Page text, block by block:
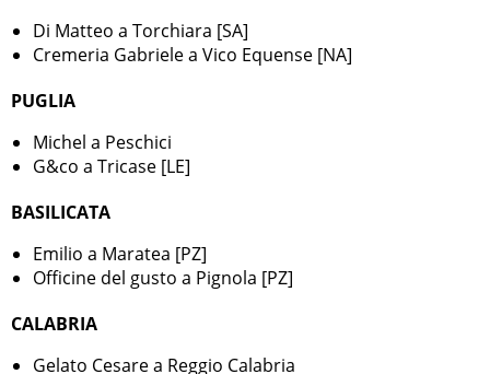
Di Matteo a Torchiara [SA]
Cremeria Gabriele a Vico Equense [NA]
PUGLIA
Michel a Peschici
G&co a Tricase [LE]
BASILICATA
Emilio a Maratea [PZ]
Officine del gusto a Pignola [PZ]
CALABRIA
Gelato Cesare a Reggio Calabria